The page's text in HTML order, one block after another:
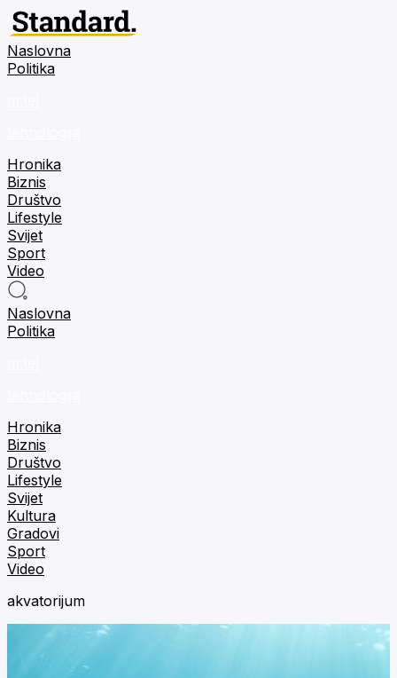
Naslovna
Politika
Hronika
Biznis
Društvo
Lifestyle
Svijet
Sport
Video
Naslovna
Politika
Hronika
Biznis
Društvo
Lifestyle
Svijet
Kultura
Gradovi
Sport
Video
akvatorijum